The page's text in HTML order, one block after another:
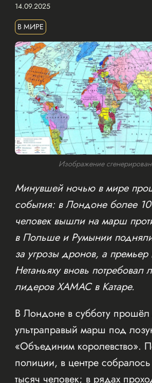
14.09.2025
В МИРЕ
Изображение
Минувшей ночью в мире
события: в Лондоне более
человек вышли на марш
в Польше и Румынии
за угрозы дронов, а
Нетаньяху вновь потребовал
лидеров ХАМАС в Катаре.
В Лондоне в субботу
ультраправый марш под
«Объединим королевство».
полиции, в центре
тысяч человек; в рядах